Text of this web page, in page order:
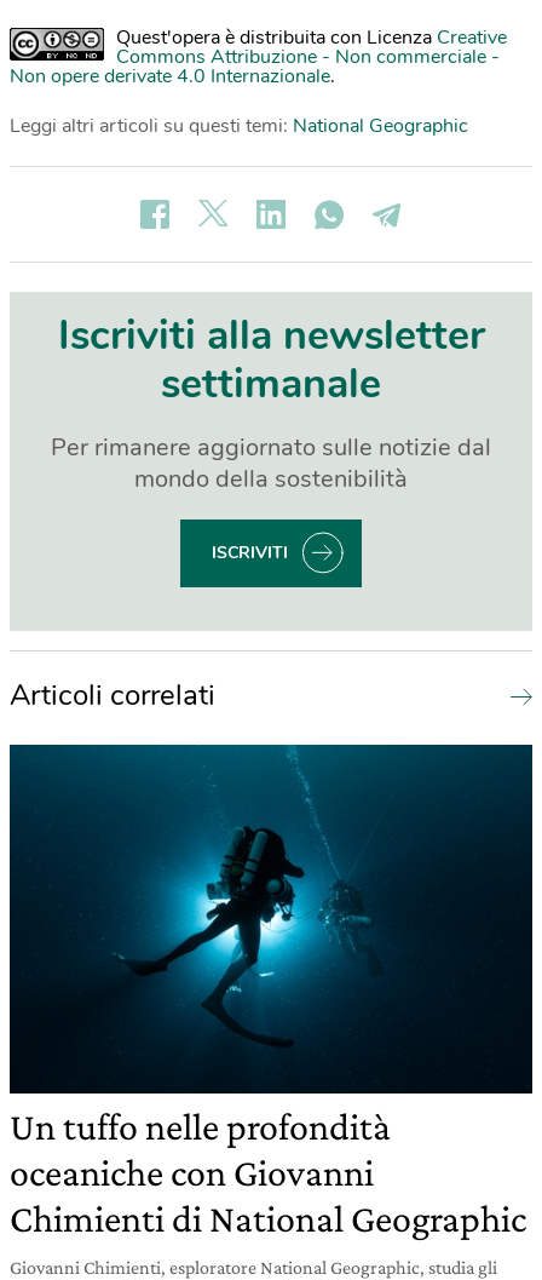
Quest'opera è distribuita con Licenza Creative
Commons Attribuzione - Non commerciale -
Non opere derivate 4.0 Internazionale.
Leggi altri articoli su questi temi: National Geographic
Iscriviti alla newsletter
settimanale
Per rimanere aggiornato sulle notizie dal
mondo della sostenibilità
ISCRIVITI
Articoli correlati
Un tuffo nelle profondità
oceaniche con Giovanni
Chimienti di National Geographic
Giovanni Chimienti, esploratore National Geographic, studia gli